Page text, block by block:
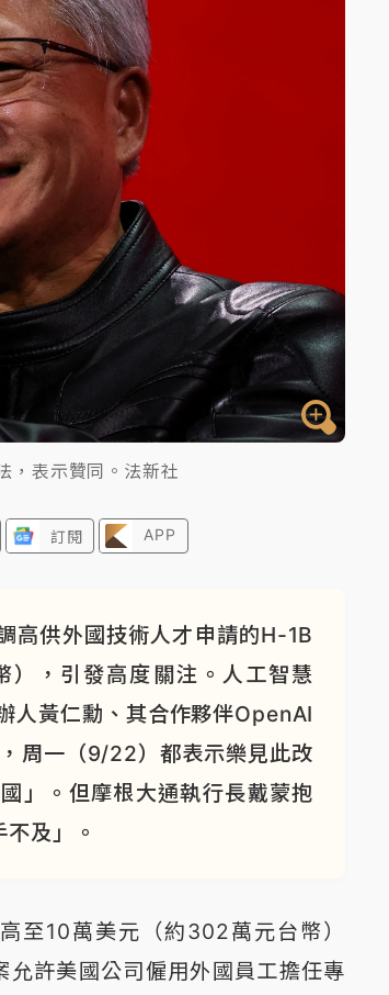
曝
，表示贊同。法新社
訂閱 APP
高供外國技術人才申請的H-1B
，引發高度關注。人工智慧
人黃仁勳、其合作夥伴OpenAI
周一（9/22）都表示樂見此改
」。但摩根大通執行長戴蒙抱
及」。
至10萬美元（約302萬元台幣）
許美國公司僱用外國員工擔任專